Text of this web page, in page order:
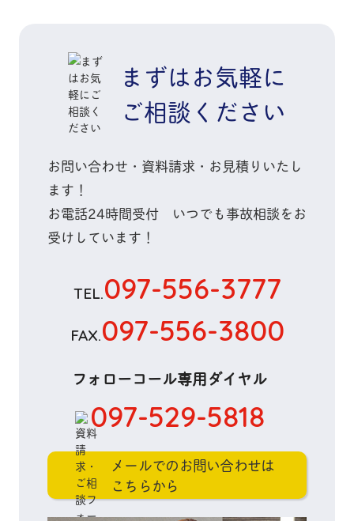
まずはお気軽に
ご相談ください
お問い合わせ・資料請求・お見積りいたし
ます！
お電話24時間受付 いつでも事故相談をお
受けしています！
TEL.097-556-3777
FAX.097-556-3800
フォローコール専用ダイヤル
097-529-5818
メールでのお問い合わせは
こちらから